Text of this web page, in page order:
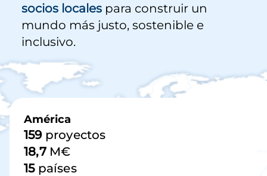
socios locales para construir un
mundo más justo, sostenible e
inclusivo.
Imagen
América
159proyectos
18,7M€
15países